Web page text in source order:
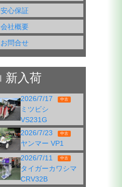
安心保証
会社概要
お問合せ
2026/7/17 中古
ミツビシ
VS231G
2026/7/23
中古
ヤンマー VP1
2026/7/11
中古
タイガーカワシマ
CRV32B